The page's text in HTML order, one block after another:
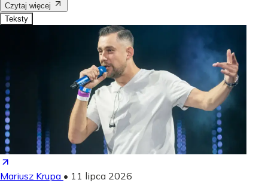
Czytaj więcej
Teksty
Mariusz Krupa • 11 lipca 2026